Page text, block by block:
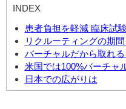
INDEX
患者負担を軽減 臨床試
リクルーティングの期
バーチャルだから取れ
米国では100%バーチャ
日本での広がりは